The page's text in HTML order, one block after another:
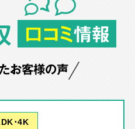
口コミ情報
お客様の声
･4K